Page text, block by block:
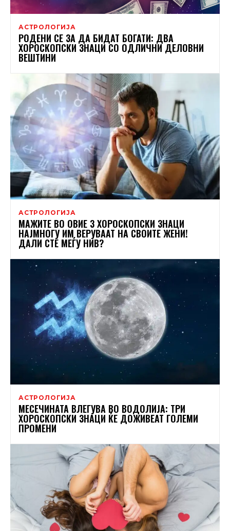
АСТРОЛОГИЈА
РОДЕНИ СЕ ЗА ДА БИДАТ БОГАТИ: ДВА
ХОРОСКОПСКИ ЗНАЦИ СО ОДЛИЧНИ ДЕЛОВНИ
ВЕШТИНИ
АСТРОЛОГИЈА
МАЖИТЕ ВО ОВИЕ 3 ХОРОСКОПСКИ ЗНАЦИ
НАЈМНОГУ ИМ ВЕРУВААТ НА СВОИТЕ ЖЕНИ!
ДАЛИ СТЕ МЕЃУ НИВ?
АСТРОЛОГИЈА
МЕСЕЧИНАТА ВЛЕГУВА ВО ВОДОЛИЈА: ТРИ
ХОРОСКОПСКИ ЗНАЦИ ЌЕ ДОЖИВЕАТ ГОЛЕМИ
ПРОМЕНИ